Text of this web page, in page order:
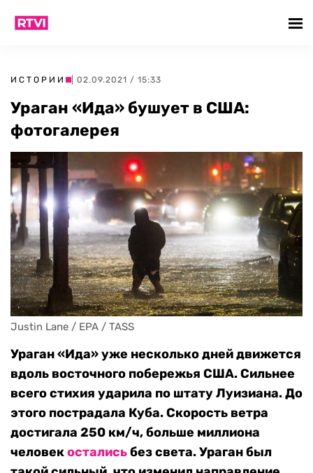
ИСТОРИИ | 02.09.2021 / 15:33
Ураган «Ида» бушует в США:
фотогалерея
Justin Lane / EPA / TASS
Ураган «Ида» уже несколько дней движется
вдоль восточного побережья США. Сильнее
всего стихия ударила по штату Луизиана. До
этого пострадала Куба. Скорость ветра
достигала 250 км/ч, больше миллиона
человекосталисьбез света. Ураган был